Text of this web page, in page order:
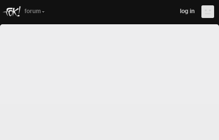
forum log in